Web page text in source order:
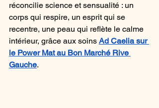
réconcilie science et sensualité : un
corps qui respire, un esprit qui se
recentre, une peau qui reflète le calme
intérieur, grâce aux soins Ad Caelia sur
le Power Mat au Bon Marché Rive
Gauche.